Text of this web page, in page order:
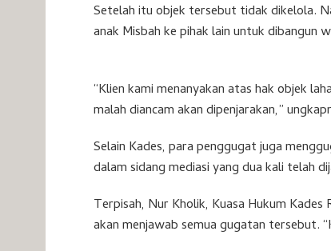
Setelah itu objek tersebut tidak dikelola.
anak Misbah ke pihak lain untuk dibangun
“Klien kami menanyakan atas hak objek
malah diancam akan dipenjarakan,”
Selain Kades, para penggugat juga
dalam sidang mediasi yang dua kali telah
Terpisah, Nur Kholik, Kuasa Hukum
akan menjawab semua gugatan tersebut.